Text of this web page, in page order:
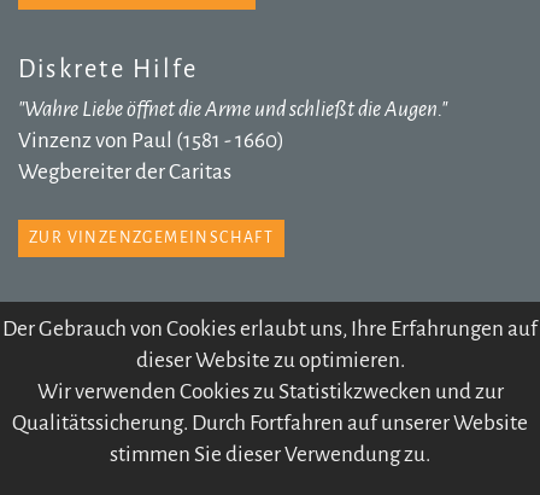
Der Gebrauch von Cookies erlaubt uns, Ihre Erfahrungen auf
dieser Website zu optimieren.
Wir verwenden Cookies zu Statistikzwecken und zur
Qualitätssicherung. Durch Fortfahren auf unserer Website
stimmen Sie dieser Verwendung zu.
Diskrete Hilfe
"Wahre Liebe öffnet die Arme und schließt die Augen."
Vinzenz von Paul (1581 - 1660)
Wegbereiter der Caritas
ZUR VINZENZGEMEINSCHAFT
© 2026 Pfarre Völs
IMPRESSUM SITEMAP DATENSCHUTZ
KONTODATEN ARCHIV